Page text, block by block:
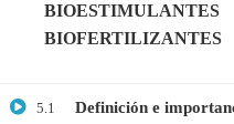
BIOFERTILIZANTES
5.1 Definición e
Microbiología